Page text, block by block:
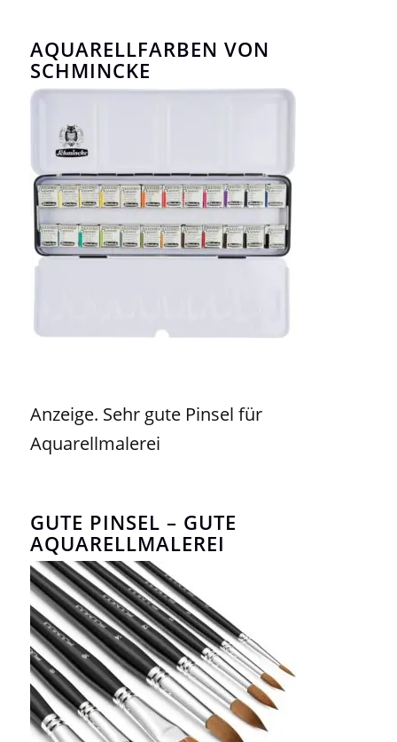
AQUARELLFARBEN VON
SCHMINCKE
Anzeige. Sehr gute Pinsel für
Aquarellmalerei
GUTE PINSEL – GUTE
AQUARELLMALEREI